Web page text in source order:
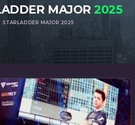
MAJOR2025
STARLADDER MAJOR 2025